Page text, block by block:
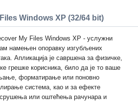
Windows XP (32/64 bit)
My Files Windows XP - услужни
намењен опоравку изгубљених
Апликација је савршена за физичке,
грешке корисника, било да је то ваше
форматирање или поновно
система, као и за ефекте
или оштећења рачунара и